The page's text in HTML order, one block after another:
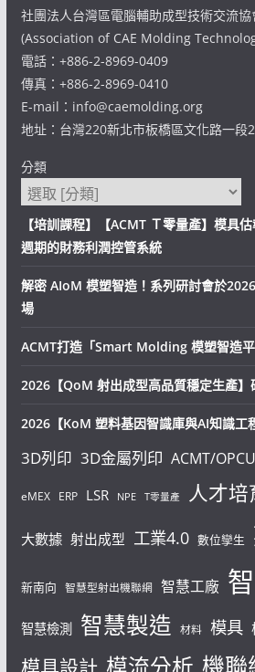
社團法人台灣區電腦輔助成型技術交流協
(Association of CAE Molding
電話：+886-2-8969-0409
傳真：+886-2-8969-0410
E-mail：info@caemolding.org
地址：台灣220新北市板橋區文化路一段
分類
【培訓課程】【ACMT Ｔ零量產】模具
週期的財務利潤控管系統
解密 AIoM 模塑智造！系列研討會於
場
ACMT打造「Smart Molding 模塑智造
2026【QoM 射出成型高品質穩定生產】
2026【KoM 塑料基因智識庫與AI知識工
3D列印 3D金屬列印 ACMT/
eMEX ERP LSR NPE T零量產 人才培
大數據 射出成型 工業4.0 數位孿生
新南向 智慧型射出機聯網 智慧工廠
智慧檢測 智慧製造 材料 模具
機聯